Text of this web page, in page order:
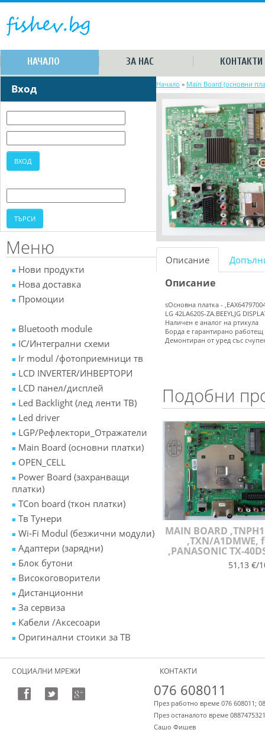
НАЧАЛО ЗА НАС КОНТАКТИ
Вход
Меню
Нови продукти
Нова доставка
Промоции
Bluetooth module
IC/Интегрални схеми
Ir modul /фотоприемници тв
LCD INVERTER/ИНВЕРТОРИ
LCD панел/дисплей
Led Backlight (лед ленти ТВ)
Led driver
LGP/Рефлектори_Отражатели
Main Board (основни платки)
OPEN_CELL
Power Board (захранващи
платки)
TCon board (ткон платки)
Tв Тунери
Wi-Fi Modul (безжични модули)
Адаптери (зарядни)
Блок бутони
Високоговорители
Дистанционни
За сервиза
Кабели /Аксесоари
Оригинални стоики за ТВ
Начало » Main Board (основни
Описание
Описание
sОсновна платка -
LG 42LA620S-ZA.BEEYLJG
Наличен е аналог на ртикула
Борда е гарантирано работещ
Демонтиран от уред със
Подобни
MAIN BOARD
,TXN/A1DMWE,
,PANASONIC TX-
51,13 €/
СОЦИАЛНИ МРЕЖИ КОНТАКТИ
076 608011
През работно време 076 608011;
През останалото време 0887475321
Сашо Фишев